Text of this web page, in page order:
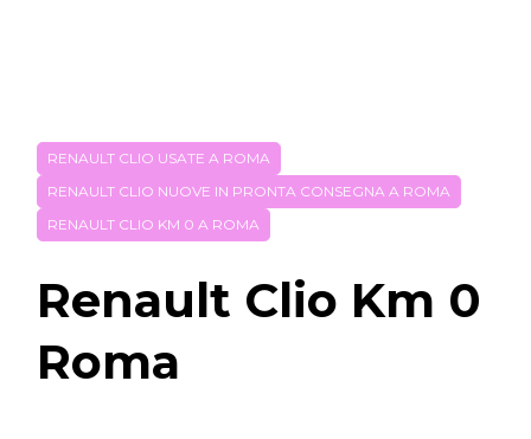
RENAULT CLIO USATE A ROMA
RENAULT CLIO NUOVE IN PRONTA CONSEGNA A ROMA
RENAULT CLIO KM 0 A ROMA
Renault Clio Km 0
Roma